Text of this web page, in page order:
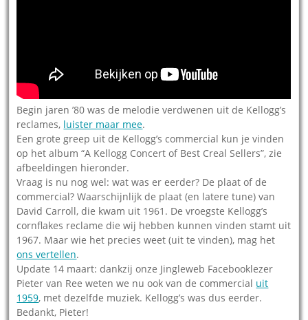
Begin jaren ’80 was de melodie verdwenen uit de Kellogg’s
reclames, luister maar mee.
Een grote greep uit de Kellogg’s commercial kun je vinden
op het album “A Kellogg Concert of Best Creal Sellers”, zie
afbeeldingen hieronder.
Vraag is nu nog wel: wat was er eerder? De plaat of de
commercial? Waarschijnlijk de plaat (en latere tune) van
David Carroll, die kwam uit 1961. De vroegste Kellogg’s
cornflakes reclame die wij hebben kunnen vinden stamt uit
1967. Maar wie het precies weet (uit te vinden), mag het
ons vertellen.
Update 14 maart: dankzij onze Jingleweb Facebooklezer
Pieter van Ree weten we nu ook van de commercial uit
1959, met dezelfde muziek. Kellogg’s was dus eerder.
Bedankt, Pieter!